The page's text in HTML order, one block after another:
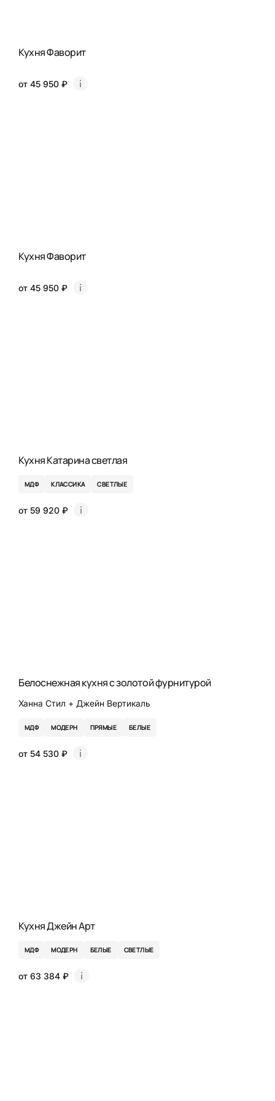
Кухня Фаворит
от 45 950 ₽
Кухня Фаворит
от 45 950 ₽
Кухня Катарина светлая
МДФ КЛАССИКА СВЕТЛЫЕ
от 59 920 ₽
Белоснежная кухня с золотой фурнитурой
Ханна Стил + Джейн Вертикаль
МДФ МОДЕРН ПРЯМЫЕ БЕЛЫЕ
от 54 530 ₽
Кухня Джейн Арт
МДФ МОДЕРН БЕЛЫЕ СВЕТЛЫЕ
от 63 384 ₽